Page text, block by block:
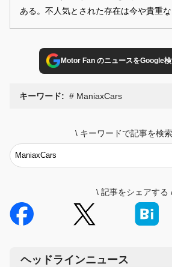
ある。不人気とされた存在は今や貴重な
ラインだ。
Motor Fan のニュースをGoogle
キーワード: ManiaxCars
\ キーワードで記事を検
\ 記事をシェアする
ヘッドラインニュース